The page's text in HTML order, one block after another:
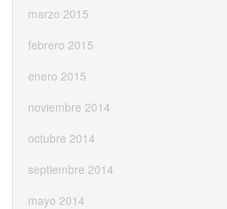
marzo 2015
febrero 2015
enero 2015
noviembre 2014
octubre 2014
septiembre 2014
mayo 2014